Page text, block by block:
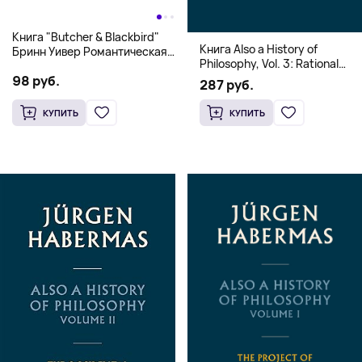
Книга "Butcher & Blackbird"
Бринн Уивер Романтическая
(18+)
98 руб.
КУПИТЬ
Книга Also a History of
Philosophy, Vol. 3: Rational
Freedom. Traces of the
Discourse on Faith and
Knowledge (Твердый
переплет)
287 руб.
КУПИТЬ